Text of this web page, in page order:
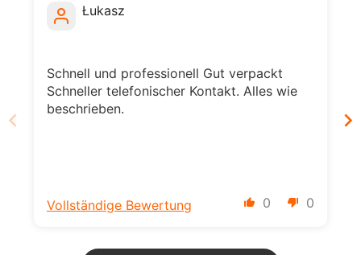
Łukasz
Schnell und professionell Gut verpackt
Schneller telefonischer Kontakt. Alles wie
beschrieben.
0 0
Vollständige Bewertung